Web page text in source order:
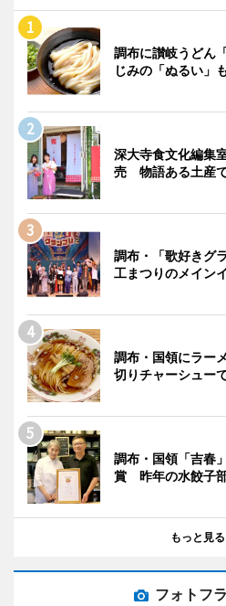
調布に讃岐うどん
じみの「ぬるい」
深大寺食文化編集
売 物語ある土産
調布・「歌好きグ
工まつりのメイン
調布・国領にラー
切りチャーシュー
調布・国領「吉春
賞 昨年の水餃子
もっと見る
フォトフ